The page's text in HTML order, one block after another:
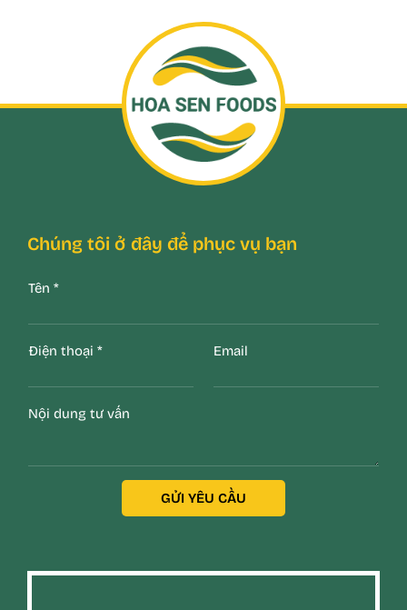
Chúng tôi ở đây để phục vụ bạn
Tên *
Điện thoại * Email
Nội dung tư vấn
GỬI YÊU CẦU